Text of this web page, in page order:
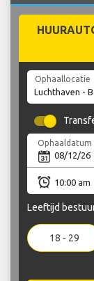
Ophaallocatie
Ophaaldatum
Leeftijd
18 - 29